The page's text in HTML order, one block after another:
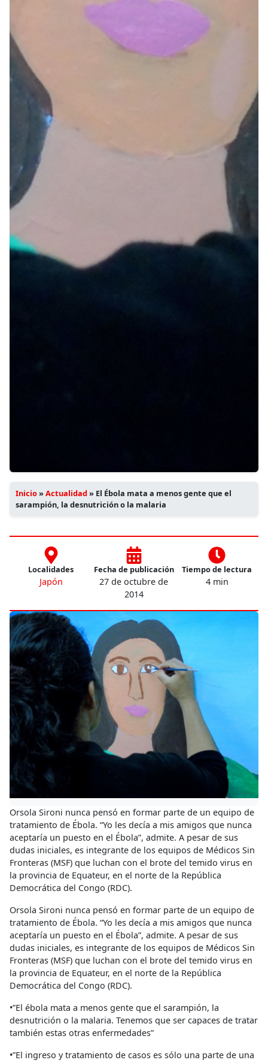
Inicio»Actualidad» El Ébola mata a menos gente que el
sarampión, la desnutrición o la malaria
Localidades
Japón
Fecha de publicación
27 de octubre de
2014
Tiempo de lectura
4 min
Orsola Sironi nunca pensó en formar parte de un equipo de
tratamiento de Ébola. “Yo les decía a mis amigos que nunca
aceptaría un puesto en el Ébola”, admite. A pesar de sus
dudas iniciales, es integrante de los equipos de Médicos Sin
Fronteras (MSF) que luchan con el brote del temido virus en
la provincia de Equateur, en el norte de la República
Democrática del Congo (RDC).
Orsola Sironi nunca pensó en formar parte de un equipo de
tratamiento de Ébola. “Yo les decía a mis amigos que nunca
aceptaría un puesto en el Ébola”, admite. A pesar de sus
dudas iniciales, es integrante de los equipos de Médicos Sin
Fronteras (MSF) que luchan con el brote del temido virus en
la provincia de Equateur, en el norte de la República
Democrática del Congo (RDC).
•”El ébola mata a menos gente que el sarampión, la
desnutrición o la malaria. Tenemos que ser capaces de tratar
también estas otras enfermedades”
•”El ingreso y tratamiento de casos es sólo una parte de una